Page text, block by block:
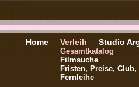
Home Verleih
Gesamtkatalog
Filmsuche
Fristen, Preise, Club,
Fernleihe
Studio